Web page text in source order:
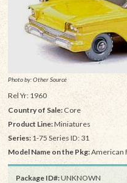
Photo by: Other Source
Rel Yr: 1960
Country of Sale: Core
Product Line:Miniatures
Series: 1-75 Series ID: 31
Model Name on the Pkg:American
Package ID#:UNKNOWN